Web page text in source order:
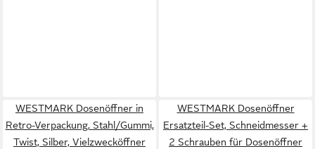
WESTMARK Dosenöffner in
Retro-Verpackung, Stahl/Gummi,
Twist, Silber, Vielzwecköffner
WESTMARK Dosenöffner
Ersatzteil-Set, Schneidmesser +
2 Schrauben für Dosenöffner